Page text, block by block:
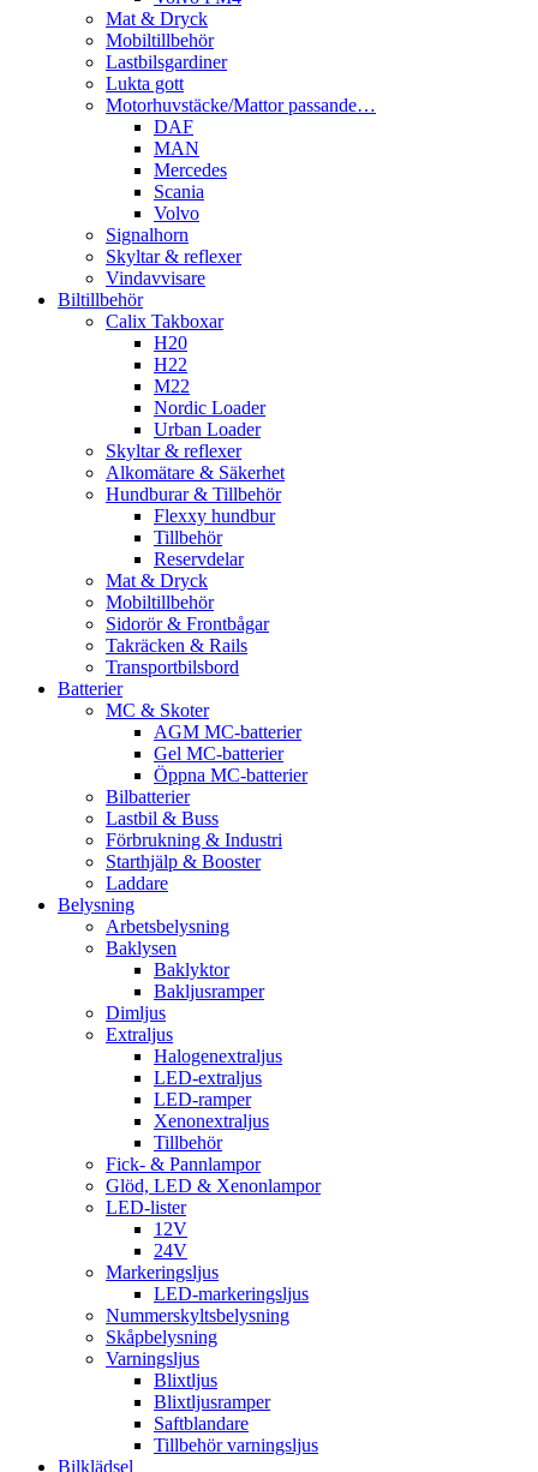
Mat & Dryck
Mobiltillbehör
Lastbilsgardiner
Lukta gott
Motorhuvstäcke/Mattor passande…
DAF
MAN
Mercedes
Scania
Volvo
Signalhorn
Skyltar & reflexer
Vindavvisare
Biltillbehör
Calix Takboxar
H20
H22
M22
Nordic Loader
Urban Loader
Skyltar & reflexer
Alkomätare & Säkerhet
Hundburar & Tillbehör
Flexxy hundbur
Tillbehör
Reservdelar
Mat & Dryck
Mobiltillbehör
Sidorör & Frontbågar
Takräcken & Rails
Transportbilsbord
Batterier
MC & Skoter
AGM MC-batterier
Gel MC-batterier
Öppna MC-batterier
Bilbatterier
Lastbil & Buss
Förbrukning & Industri
Starthjälp & Booster
Laddare
Belysning
Arbetsbelysning
Baklysen
Baklyktor
Bakljusramper
Dimljus
Extraljus
Halogenextraljus
LED-extraljus
LED-ramper
Xenonextraljus
Tillbehör
Fick- & Pannlampor
Glöd, LED & Xenonlampor
LED-lister
12V
24V
Markeringsljus
LED-markeringsljus
Nummerskyltsbelysning
Skåpbelysning
Varningsljus
Blixtljus
Blixtljusramper
Saftblandare
Tillbehör varningsljus
Bilklädsel